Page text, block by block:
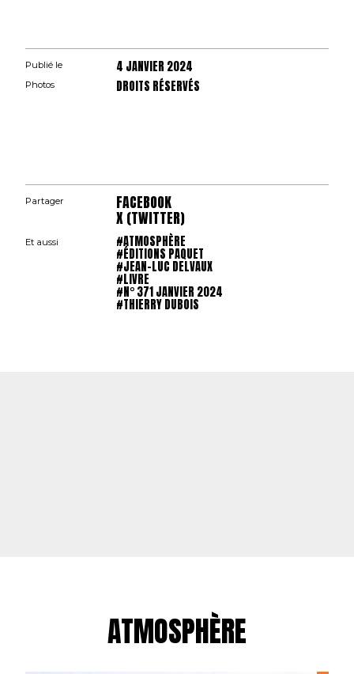
Publié le 4 JANVIER 2024
Photos DROITS RÉSERVÉS
Partager FACEBOOK
X (TWITTER)
Et aussi #ATMOSPHÈRE
#ÉDITIONS PAQUET
#JEAN-LUC DELVAUX
#LIVRE
#N° 371 JANVIER 2024
#THIERRY DUBOIS
ATMOSPHÈRE